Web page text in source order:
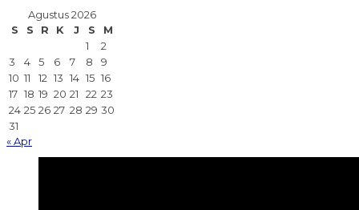
Agustus 2026
S
S R K J S
M
1
2
3
4 5 6 7 8
9
10 11 12 13 14 15 16
17 18 19 20 21 22 23
24 25 26 27 28 29 30
31
« Apr